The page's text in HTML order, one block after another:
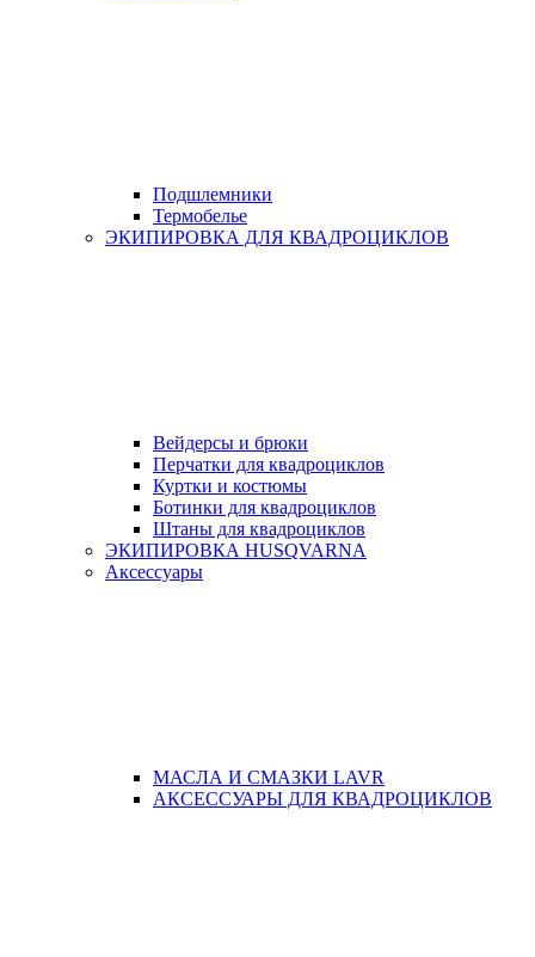
Подшлемники
Термобелье
ЭКИПИРОВКА ДЛЯ КВАДРОЦИКЛОВ
Вейдерсы и брюки
Перчатки для квадроциклов
Куртки и костюмы
Ботинки для квадроциклов
Штаны для квадроциклов
ЭКИПИРОВКА HUSQVARNA
Аксессуары
МАСЛА И СМАЗКИ LAVR
АКСЕССУАРЫ ДЛЯ КВАДРОЦИКЛОВ